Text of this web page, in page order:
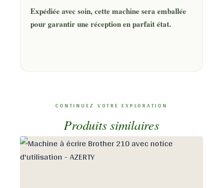
Expédiée avec soin, cette machine sera emballée
pour garantir une réception en parfait état.
Produits similaires